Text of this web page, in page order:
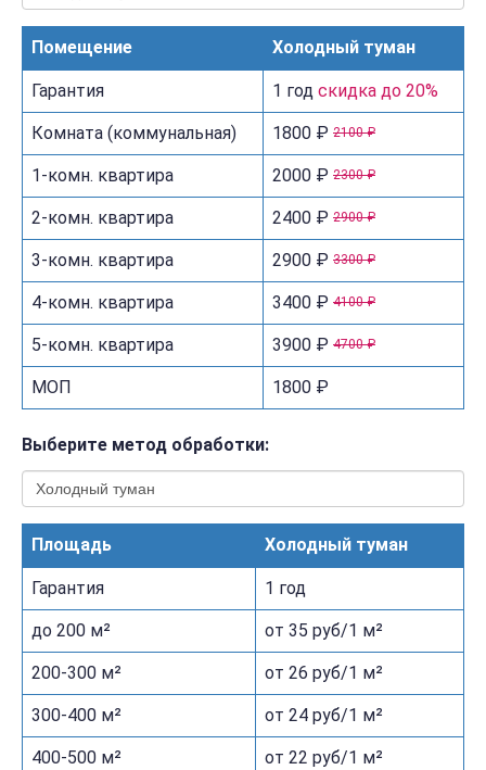
Помещение Холодный туман
Гарантия 1 год скидка до 20%
Комната (коммунальная) 1800 ₽ 2100 ₽
1-комн. квартира 2000 ₽ 2300 ₽
2-комн. квартира 2400 ₽ 2900 ₽
3-комн. квартира 2900 ₽ 3300 ₽
4-комн. квартира 3400 ₽ 4100 ₽
5-комн. квартира 3900 ₽ 4700 ₽
МОП 1800 ₽
Выберите метод обработки:
Площадь Холодный туман
Гарантия 1 год
до 200 м² от 35 руб/1 м²
200-300 м² от 26 руб/1 м²
300-400 м² от 24 руб/1 м²
400-500 м² от 22 руб/1 м²